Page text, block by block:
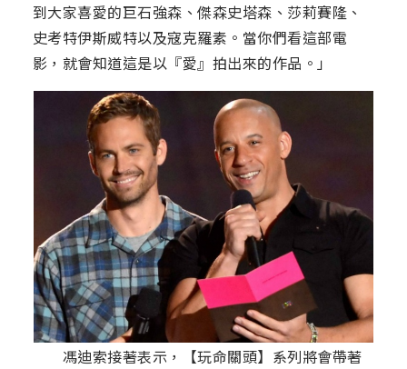
到大家喜愛的巨石強森、傑森史塔森、莎莉賽隆、
史考特伊斯威特以及寇克羅素。當你們看這部電
影，就會知道這是以『愛』拍出來的作品。」
馮迪索接著表示，【玩命關頭】系列將會帶著